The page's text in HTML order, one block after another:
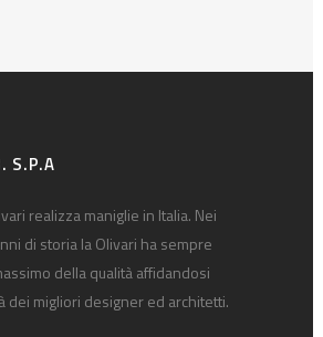
S.P.A
realizza maniglie in Italia. Nei
di storia la Olivari ha sempre
della qualità affidandosi
dei migliori designer ed architetti.